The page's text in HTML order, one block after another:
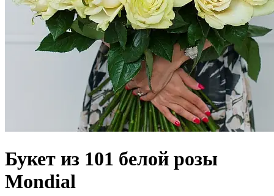
Букет из 101 белой розы
Mondial